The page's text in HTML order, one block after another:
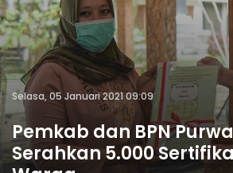
Selasa, 05 Januari 2021 09:09
Pemkab dan BPN
Serahkan 5.000